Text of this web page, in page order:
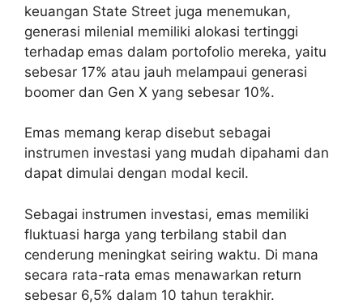
keuangan State Street juga menemukan,
generasi milenial memiliki alokasi tertinggi
terhadap emas dalam portofolio mereka, yaitu
sebesar 17% atau jauh melampaui generasi
boomer dan Gen X yang sebesar 10%.
Emas memang kerap disebut sebagai
instrumen investasi yang mudah dipahami dan
dapat dimulai dengan modal kecil.
Sebagai instrumen investasi, emas memiliki
fluktuasi harga yang terbilang stabil dan
cenderung meningkat seiring waktu. Di mana
secara rata-rata emas menawarkan return
sebesar 6,5% dalam 10 tahun terakhir.